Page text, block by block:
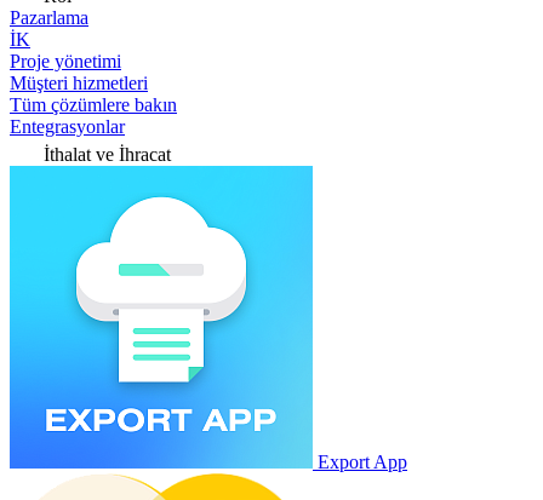
Pazarlama
İK
Proje yönetimi
Müşteri hizmetleri
Tüm çözümlere bakın
Entegrasyonlar
İthalat ve İhracat
Export App